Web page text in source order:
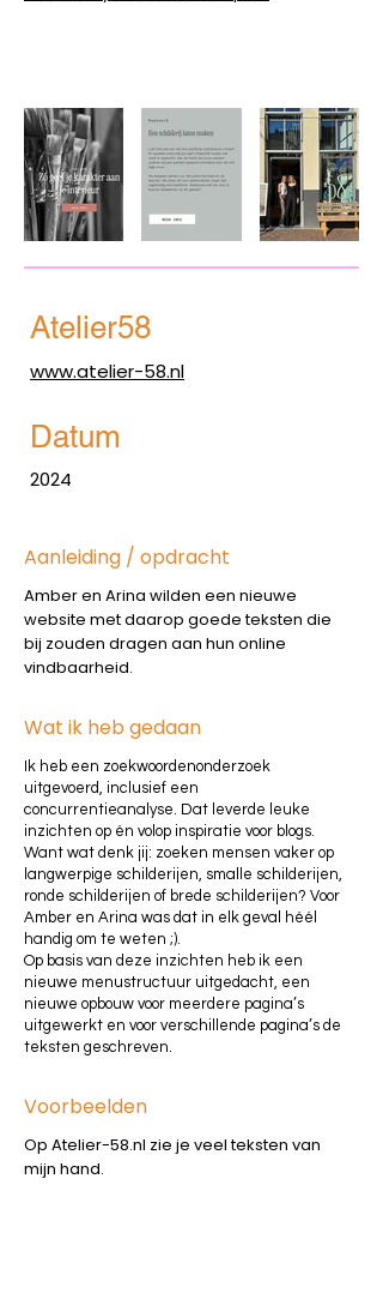
Atelier58
www.atelier-58.nl
Datum
2024
Aanleiding / opdracht
Amber en Arina wilden een nieuwe
website met daarop goede teksten die
bij zouden dragen aan hun online
vindbaarheid.
Wat ik heb gedaan
Ik heb een zoekwoordenonderzoek
uitgevoerd, inclusief een
concurrentieanalyse. Dat leverde leuke
inzichten op én volop inspiratie voor blogs.
Want wat denk jij: zoeken mensen vaker op
langwerpige schilderijen, smalle schilderijen,
ronde schilderijen of brede schilderijen? Voor
Amber en Arina was dat in elk geval héél
handig om te weten ;).
Op basis van deze inzichten heb ik een
nieuwe menustructuur uitgedacht, een
nieuwe opbouw voor meerdere pagina’s
uitgewerkt en voor verschillende pagina’s de
teksten geschreven.
Voorbeelden
Op Atelier-58.nl zie je veel teksten van
mijn hand.